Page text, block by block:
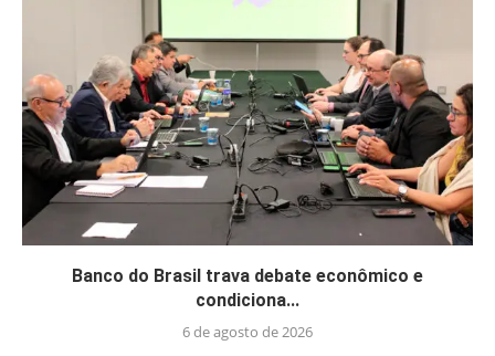
Banco do Brasil trava debate econômico e
condiciona...
6 de agosto de 2026